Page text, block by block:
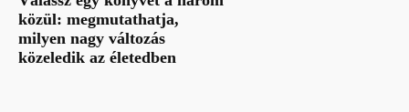
közül: megmutathatja,
milyen nagy változás
közeledik az életedben